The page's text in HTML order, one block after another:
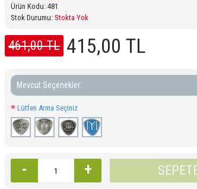
Ürün Kodu: 481
Stok Durumu: Stokta Yok
461,00 TL 415,00 TL
Mevcut Seçenekler:
Lütfen Arma Seçiniz
- +